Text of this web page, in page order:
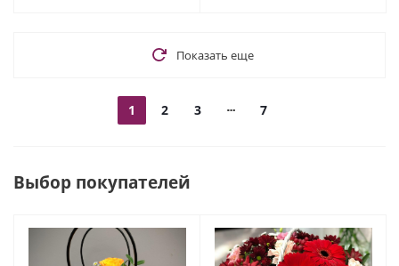
Показать еще
1 2 3 7
Выбор покупателей